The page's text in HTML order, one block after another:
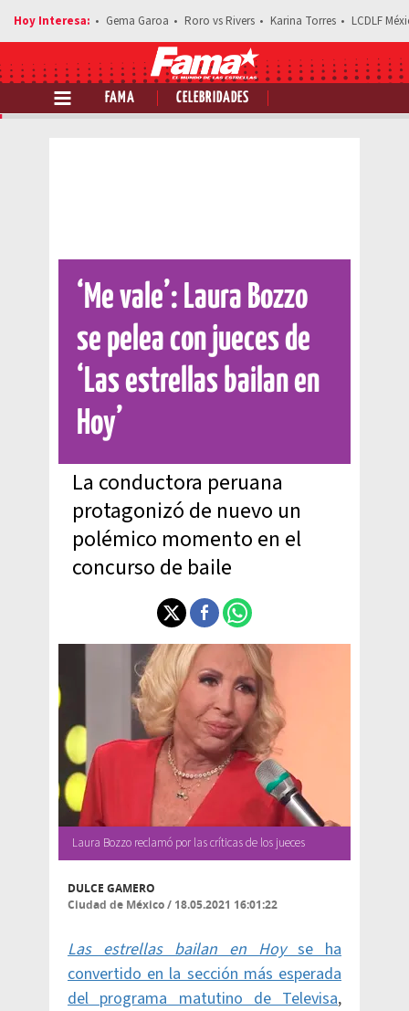
Gema Garoa Roro vs Rivers Karina Torres LCDLF
FAMA CELEBRIDADES
Comparte esta noticia
‘Me vale’: Laura Bozzo
se pelea con jueces de
‘Las estrellas bailan en
Hoy’
La conductora peruana
protagonizó de nuevo un
polémico momento en el
concurso de baile
Laura Bozzo reclamó por las críticas de los jueces
DULCE GAMERO
Ciudad de México/ 18.05.2021 16:01:22
Las estrellas bailan en Hoyse ha
convertido en la sección más esperada
del programa matutino de Televisa,